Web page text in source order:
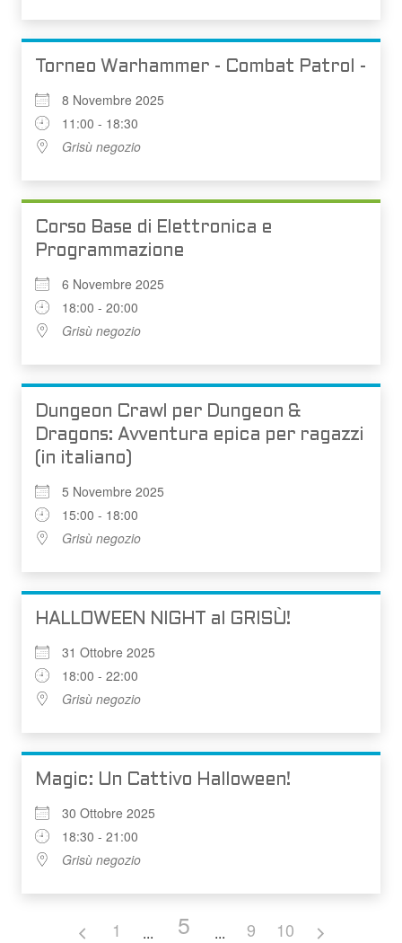
Torneo Warhammer - Combat Patrol -
8 Novembre 2025
11:00 - 18:30
Grisù negozio
Corso Base di Elettronica e
Programmazione
6 Novembre 2025
18:00 - 20:00
Grisù negozio
Dungeon Crawl per Dungeon &
Dragons: Avventura epica per ragazzi
(in italiano)
5 Novembre 2025
15:00 - 18:00
Grisù negozio
HALLOWEEN NIGHT al GRISÙ!
31 Ottobre 2025
18:00 - 22:00
Grisù negozio
Magic: Un Cattivo Halloween!
30 Ottobre 2025
18:30 - 21:00
Grisù negozio
1 5 9 10